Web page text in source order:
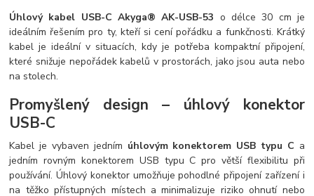
Úhlový kabel USB-C Akyga® AK-USB-53 o délce 30 cm je
ideálním řešením pro ty, kteří si cení pořádku a funkčnosti. Krátký
kabel je ideální v situacích, kdy je potřeba kompaktní připojení,
které snižuje nepořádek kabelů v prostorách, jako jsou auta nebo
na stolech.
Promyšlený design – úhlový konektor
USB-C
Kabel je vybaven jedním úhlovým konektorem USB typu C a
jedním rovným konektorem USB typu C pro větší flexibilitu při
používání. Úhlový konektor umožňuje pohodlné připojení zařízení i
na těžko přístupných místech a minimalizuje riziko ohnutí nebo